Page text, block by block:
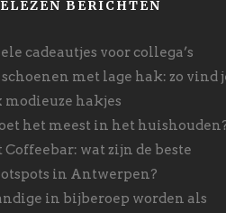
BERICHTEN
cadeautjes voor collega’s
met lage hak: zo vind
modieuze hakjes
het meest in het
Coffeebar: wat zijn de beste
in Antwerpen?
in bijberoep worden als